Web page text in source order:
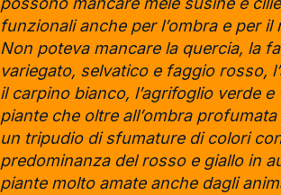
funzionali anche per l’ombra e per il
Non poteva mancare la quercia, la
variegato, selvatico e faggio rosso,
il carpino bianco, l’agrifoglio verde e
piante che oltre all’ombra
un tripudio di sfumature di colori
predominanza del rosso e giallo in
piante molto amate anche dagli